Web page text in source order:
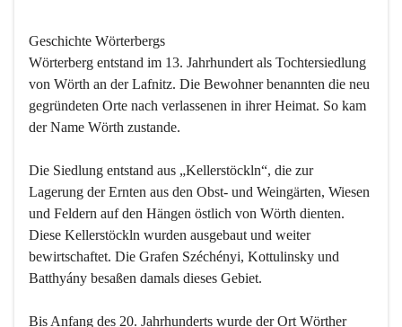
Geschichte Wörterbergs
Wörterberg entstand im 13. Jahrhundert als Tochtersiedlung
von Wörth an der Lafnitz. Die Bewohner benannten die neu
gegründeten Orte nach verlassenen in ihrer Heimat. So kam
der Name Wörth zustande.
Die Siedlung entstand aus „Kellerstöckln“, die zur
Lagerung der Ernten aus den Obst- und Weingärten, Wiesen
und Feldern auf den Hängen östlich von Wörth dienten.
Diese Kellerstöckln wurden ausgebaut und weiter
bewirtschaftet. Die Grafen Széchényi, Kottulinsky und
Batthyány besaßen damals dieses Gebiet.
Bis Anfang des 20. Jahrhunderts wurde der Ort Wörther